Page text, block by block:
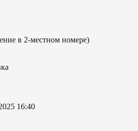
в 2-местном номере)
16:40